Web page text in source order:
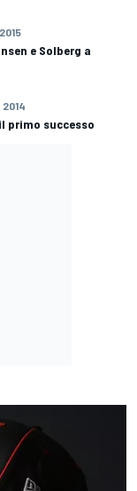
e Solberg a
primo successo